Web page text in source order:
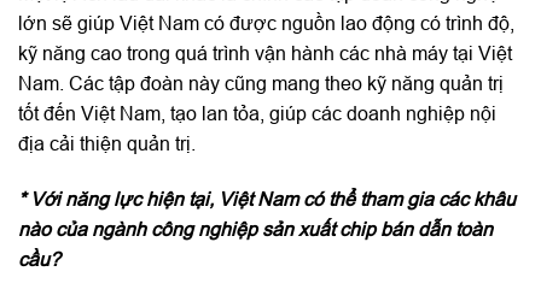
lớn sẽ giúp Việt Nam có được nguồn lao động có trình độ,
kỹ năng cao trong quá trình vận hành các nhà máy tại Việt
Nam. Các tập đoàn này cũng mang theo kỹ năng quản trị
tốt đến Việt Nam, tạo lan tỏa, giúp các doanh nghiệp nội
địa cải thiện quản trị.
* Với năng lực hiện tại, Việt Nam có thể tham gia các khâu
nào của ngành công nghiệp sản xuất chip bán dẫn toàn
cầu?